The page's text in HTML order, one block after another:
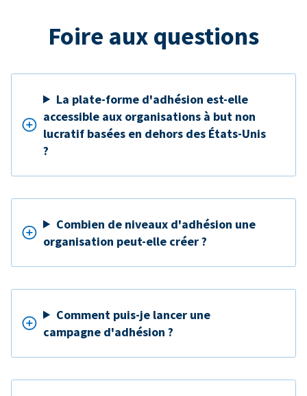
Foire aux questions
La plate-forme d'adhésion est-elle
accessible aux organisations à but non
lucratif basées en dehors des États-Unis
?
Combien de niveaux d'adhésion une
organisation peut-elle créer ?
Comment puis-je lancer une
campagne d'adhésion ?